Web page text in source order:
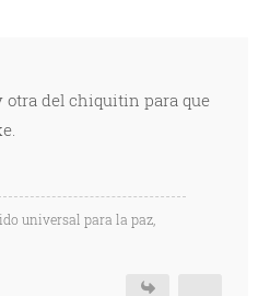
otra del chiquitin para que
universal para la paz,